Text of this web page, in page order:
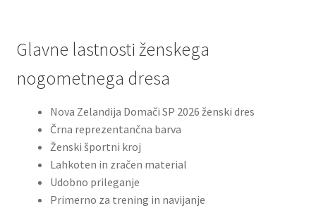
Glavne lastnosti ženskega
nogometnega dresa
Nova Zelandija Domači SP 2026 ženski dres
Črna reprezentančna barva
Ženski športni kroj
Lahkoten in zračen material
Udobno prileganje
Primerno za trening in navijanje